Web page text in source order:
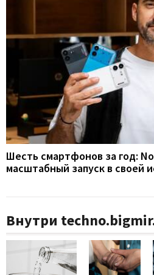
Шесть смартфонов за год:
масштабный запуск в своей
Внутри